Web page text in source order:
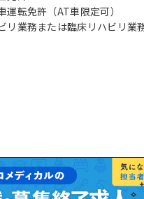
転免許（AT車限定可）
リ業務または臨床リハビリ業